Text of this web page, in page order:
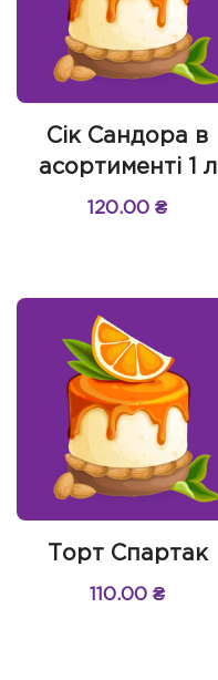
Сік Сандора в
асортименті 1 л
120.00₴
Торт Спартак
110.00₴